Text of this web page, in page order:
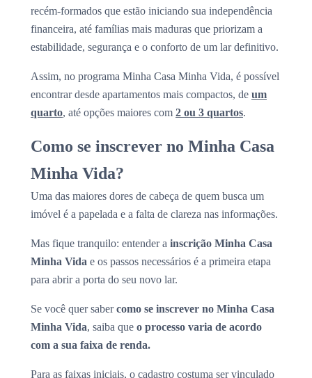
recém-formados que estão iniciando sua independência
financeira, até famílias mais maduras que priorizam a
estabilidade, segurança e o conforto de um lar definitivo.
Assim, no programa Minha Casa Minha Vida, é possível
encontrar desde apartamentos mais compactos, de um
quarto, até opções maiores com 2 ou 3 quartos.
Como se inscrever no Minha Casa
Minha Vida?
Uma das maiores dores de cabeça de quem busca um
imóvel é a papelada e a falta de clareza nas informações.
Mas fique tranquilo: entender a inscrição Minha Casa
Minha Vida e os passos necessários é a primeira etapa
para abrir a porta do seu novo lar.
Se você quer sabercomo se inscrever no Minha Casa
Minha Vida, saiba que o processo varia de acordo
com a sua faixa de renda.
Para as faixas iniciais, o cadastro costuma ser vinculado